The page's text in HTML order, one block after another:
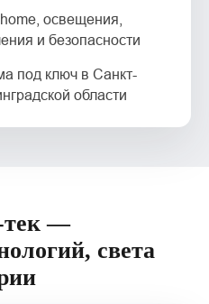
освещения,
и безопасности
под ключ в Санкт-
области
—
света